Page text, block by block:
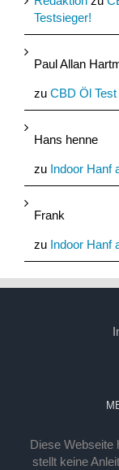
Testsieger!
Paul Allan
zu CBD Öl
Hans henne
zu Indoor Hanf
Frank
zu Indoor Hanf
Diese Webseite
stellt keine